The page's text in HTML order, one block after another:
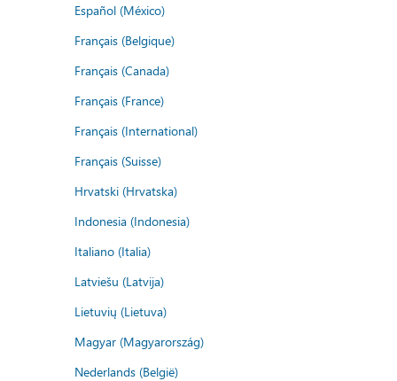
Español (México)
Français (Belgique)
Français (Canada)
Français (France)
Français (International)
Français (Suisse)
Hrvatski (Hrvatska)
Indonesia (Indonesia)
Italiano (Italia)
Latviešu (Latvija)
Lietuvių (Lietuva)
Magyar (Magyarország)
Nederlands (België)